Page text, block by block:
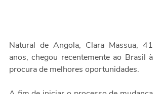
Natural de Angola, Clara Massua, 41
anos, chegou recentemente ao Brasil à
procura de melhores oportunidades.